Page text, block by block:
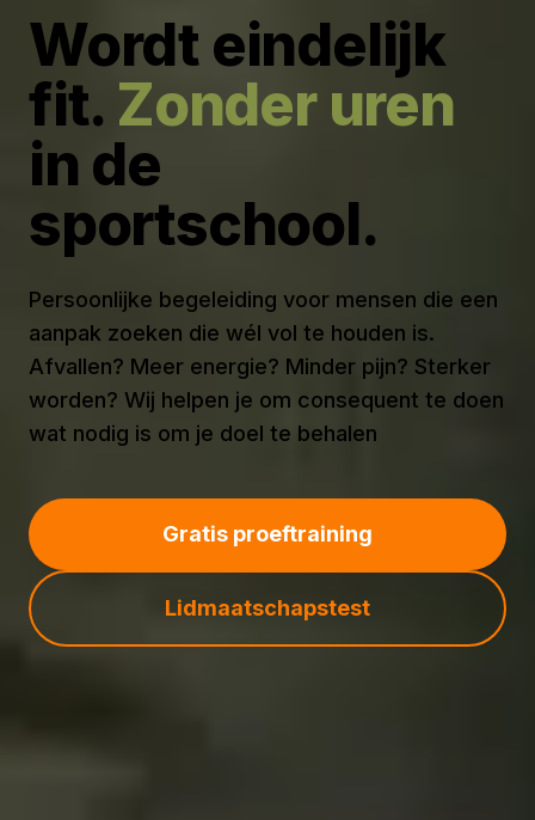
Wordt eindelijk
fit. Zonder uren
in de
sportschool.
Persoonlijke begeleiding voor mensen die een
aanpak zoeken die wél vol te houden is.
Afvallen? Meer energie? Minder pijn? Sterker
worden? Wij helpen je om consequent te doen
wat nodig is om je doel te behalen
Gratis proeftraining
Lidmaatschapstest